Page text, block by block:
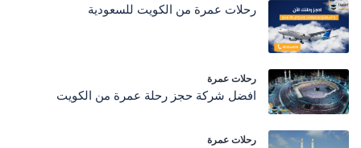
رحلات عمرة من الكويت للسعودية
رحلات عمرة
افضل شركة حجز رحلة عمرة من الكويت
رحلات عمرة